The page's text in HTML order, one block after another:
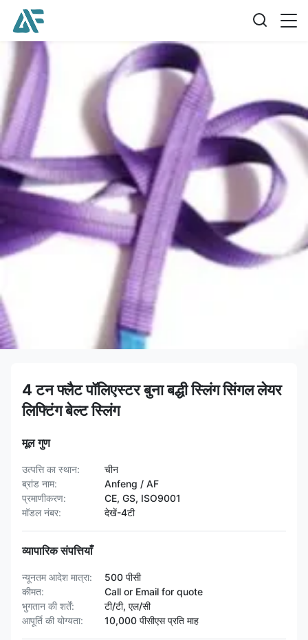
4 टन फ्लैट पॉलिएस्टर बुना बद्धी स्लिंग सिंगल लेयर
लिफ्टिंग बेल्ट स्लिंग
मूल गुण
उत्पत्ति का स्थान:
चीन
ब्रांड नाम:
Anfeng / AF
प्रमाणीकरण:
CE, GS, ISO9001
मॉडल नंबर:
देखें-4टी
व्यापारिक संपत्तियाँ
न्यूनतम आदेश मात्रा:
500 पीसी
कीमत:
Call or Email for quote
भुगतान की शर्तें:
टी/टी, एल/सी
आपूर्ति की योग्यता:
10,000 पीसीएस प्रति माह